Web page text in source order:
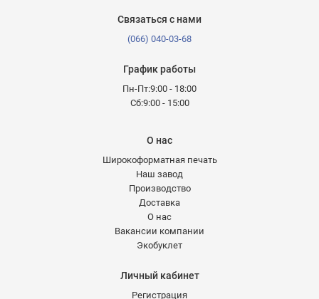
Связаться с нами
(066) 040-03-68
График работы
Пн-Пт:9:00 - 18:00
Сб:9:00 - 15:00
О нас
Широкоформатная печать
Наш завод
Производство
Доставка
О нас
Вакансии компании
Экобуклет
Личный кабинет
Регистрация